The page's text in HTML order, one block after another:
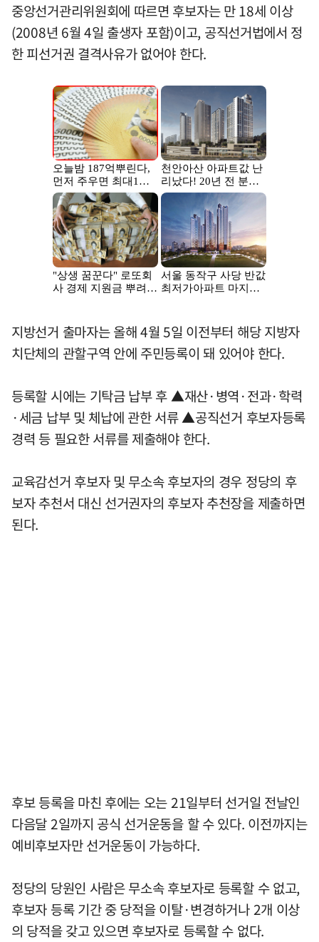
중앙선거관리위원회에 따르면 후보자는 만 18세 이상
(2008년 6월 4일 출생자 포함)이고, 공직선거법에서 정
한 피선거권 결격사유가 없어야 한다.
지방선거 출마자는 올해 4월 5일 이전부터 해당 지방자
치단체의 관할구역 안에 주민등록이 돼 있어야 한다.
등록할 시에는 기탁금 납부 후 ▲재산·병역·전과·학력
·세금 납부 및 체납에 관한 서류 ▲공직선거 후보자등록
경력 등 필요한 서류를 제출해야 한다.
교육감선거 후보자 및 무소속 후보자의 경우 정당의 후
보자 추천서 대신 선거권자의 후보자 추천장을 제출하면
된다.
후보 등록을 마친 후에는 오는 21일부터 선거일 전날인
다음달 2일까지 공식 선거운동을 할 수 있다. 이전까지는
예비후보자만 선거운동이 가능하다.
정당의 당원인 사람은 무소속 후보자로 등록할 수 없고,
후보자 등록 기간 중 당적을 이탈·변경하거나 2개 이상
의 당적을 갖고 있으면 후보자로 등록할 수 없다.